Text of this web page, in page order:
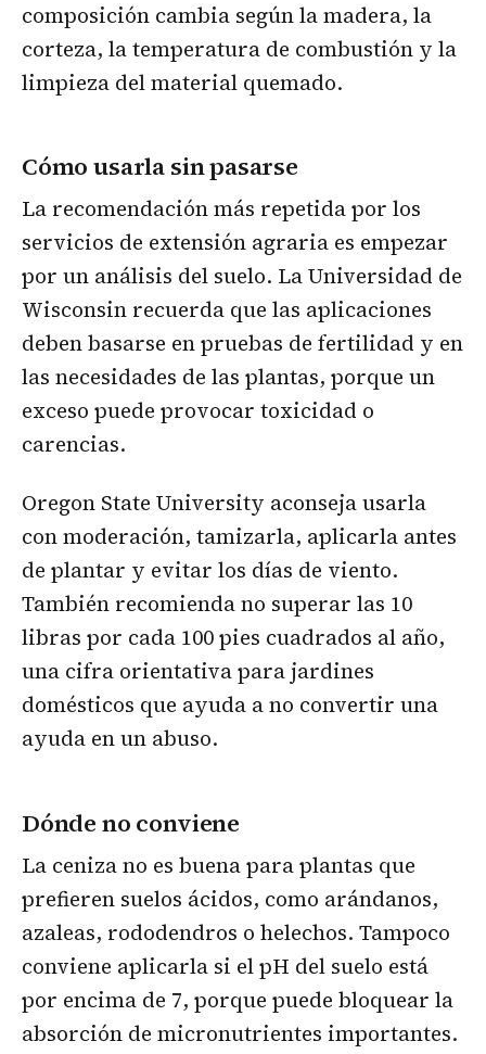
composición cambia según la madera, la
corteza, la temperatura de combustión y la
limpieza del material quemado.
Cómo usarla sin pasarse
La recomendación más repetida por los
servicios de extensión agraria es empezar
por un análisis del suelo. La Universidad de
Wisconsin recuerda que las aplicaciones
deben basarse en pruebas de fertilidad y en
las necesidades de las plantas, porque un
exceso puede provocar toxicidad o
carencias.
Oregon State University aconseja usarla
con moderación, tamizarla, aplicarla antes
de plantar y evitar los días de viento.
También recomienda no superar las 10
libras por cada 100 pies cuadrados al año,
una cifra orientativa para jardines
domésticos que ayuda a no convertir una
ayuda en un abuso.
Dónde no conviene
La ceniza no es buena para plantas que
prefieren suelos ácidos, como arándanos,
azaleas, rododendros o helechos. Tampoco
conviene aplicarla si el pH del suelo está
por encima de 7, porque puede bloquear la
absorción de micronutrientes importantes.